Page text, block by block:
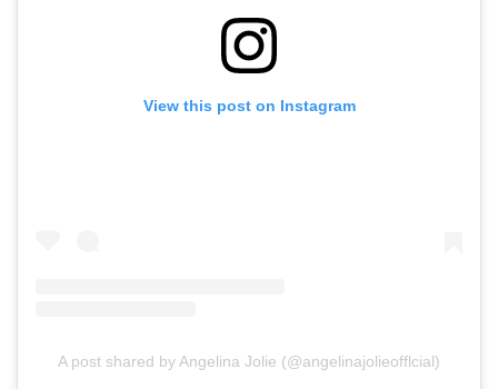
View this post on Instagram
A post shared by Angelina Jolie️️ (@angelinajolieofflcial)